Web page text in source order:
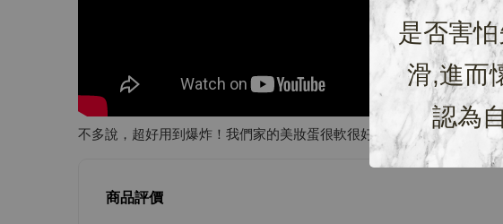
是否害
滑,進而
認為
不多說，超好用到爆炸！我們家的美妝蛋很軟很好上妝喔！
商品評價